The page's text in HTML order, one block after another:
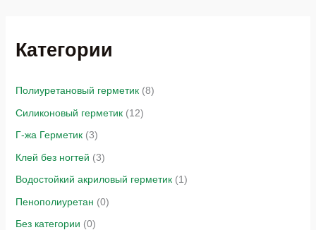
Категории
Полиуретановый герметик (8)
Силиконовый герметик (12)
Г-жа Герметик (3)
Клей без ногтей (3)
Водостойкий акриловый герметик (1)
Пенополиуретан (0)
Без категории (0)